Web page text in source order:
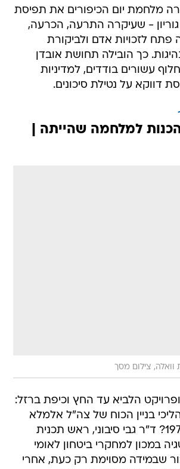
מלחמת יום הכיפורים את תפיסת
גוריון - שעיקרה התרעה, הכרעה,
לזכויות אדם ולביקורת
כך הובילה תחושת אובדן
עשורים בודדים, למדיניות
דווקא על נטילת סיכונים.
הכנות למלחמה שהייתה |
צילום מסך
הלביא עד החץ וכיפת ברזל:
בניין הכוח של צה"ל אלמלא
הטראומה של 1973? ד"ר גבי סיבוני, ראש תכנית
במכון למחקרי ביטחון לאומי
שבמידה מסוימת רק כעת, אחרי